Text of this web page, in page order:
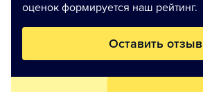
оценок формируется наш рейтинг.
Оставить отзыв